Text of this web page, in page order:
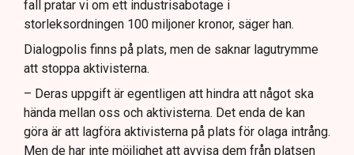
fall pratar vi om ett industrisabotage i
storleksordningen 100 miljoner kronor, säger han.
Dialogpolis finns på plats, men de saknar lagutrymme
att stoppa aktivisterna.
– Deras uppgift är egentligen att hindra att något ska
hända mellan oss och aktivisterna. Det enda de kan
göra är att lagföra aktivisterna på plats för olaga intrång.
Men de har inte möjlighet att avvisa dem från platsen